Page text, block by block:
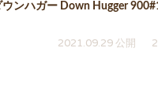
ンハガー Down Hugger
2021.09.29 公開